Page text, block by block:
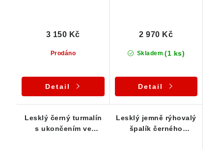
Prodáno
3 150 Kč
Detail
Skladem (1 ks)
2 970 Kč
Detail
Lesklý černý turmalín
s ukončením ve
Lesklý jemně rýhovalý
špalík černého